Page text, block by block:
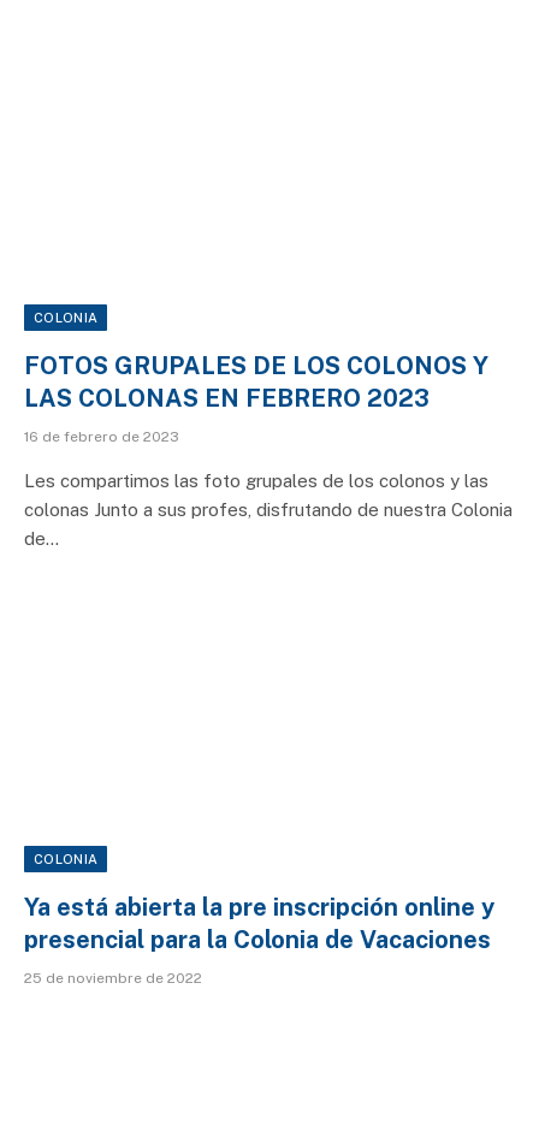
COLONIA
FOTOS GRUPALES DE LOS COLONOS Y
LAS COLONAS EN FEBRERO 2023
16 de febrero de 2023
Les compartimos las foto grupales de los colonos y las
colonas Junto a sus profes, disfrutando de nuestra Colonia
de…
COLONIA
Ya está abierta la pre inscripción online y
presencial para la Colonia de Vacaciones
25 de noviembre de 2022